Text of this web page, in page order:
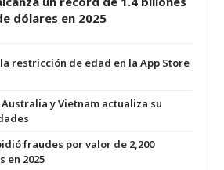
dólares en 2025
restricción de edad en la App Store
Australia y Vietnam actualiza su
fraudes por valor de 2,200
en 2025